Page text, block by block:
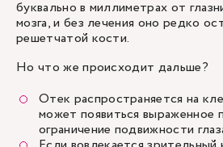
буквально в миллиметрах от
мозга, и без лечения оно редко
решетчатой кости.
Но что же происходит дальше?
Отек распространяется на
может появиться выраженное
ограничение подвижности